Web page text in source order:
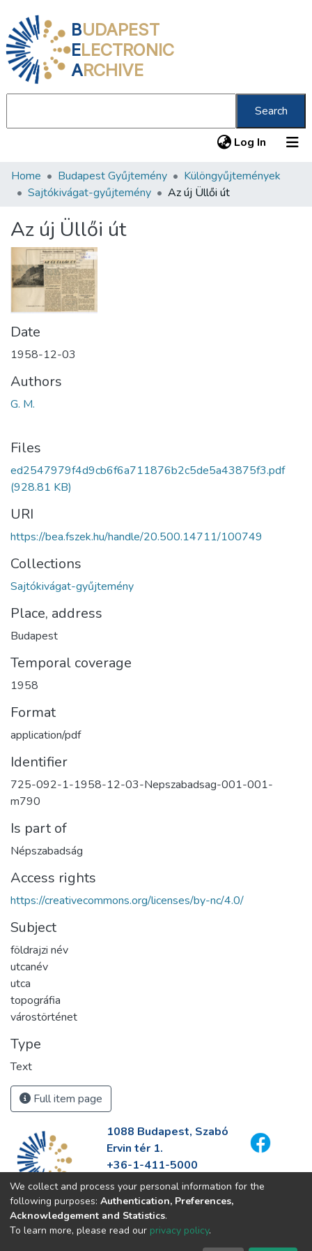
BUDAPEST
ELECTRONIC
ARCHIVE
Search
Log In (current)
Communities & Collections
Statistics
About us
Home Budapest Gyűjtemény
Különgyűjtemények
Sajtókivágat-gyűjtemény
Az új Üllői út
Az új Üllői út
Date
1958-12-03
Authors
G. M.
Files
ed2547979f4d9cb6f6a711876b2c5de5a43875f3.pdf
(928.81 KB)
URI
https://bea.fszek.hu/handle/20.500.14711/100749
Collections
Sajtókivágat-gyűjtemény
Place, address
Budapest
Temporal coverage
1958
Format
application/pdf
Identifier
725-092-1-1958-12-03-Nepszabadsag-001-001-
m790
Is part of
Népszabadság
Access rights
https://creativecommons.org/licenses/by-nc/4.0/
Subject
földrajzi név
utcanév
utca
topográfia
várostörténet
Type
Text
Full item page
1088 Budapest, Szabó
Ervin tér 1.
+36-1-411-5000
info@fszek.hu
https://fszek.hu
We collect and process your personal information for the
following purposes: Authentication, Preferences,
Acknowledgement and Statistics.
To learn more, please read our privacy policy.